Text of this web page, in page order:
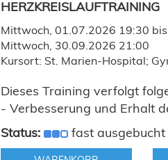
HERZKREISLAUFTRAINING
Mittwoch, 01.07.2026 19:30 bis
Mittwoch, 30.09.2026 21:00
Kursort: St. Marien-Hospital;
Dieses Training verfolgt
- Verbesserung und Erhalt
Status:
fast ausgebucht